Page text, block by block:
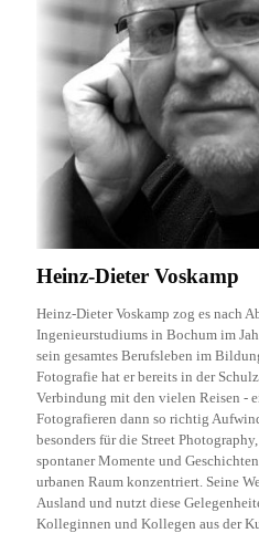
Heinz-Dieter Voskamp
Heinz-Dieter Voskamp zog es nach
Ingenieurstudiums in Bochum im
sein gesamtes Berufsleben im
Fotografie hat er bereits in der
Verbindung mit den vielen Reisen -
Fotografieren dann so richtig
besonders für die Street
spontaner Momente und
urbanen Raum konzentriert. Seine
Ausland und nutzt diese
Kolleginnen und Kollegen aus der